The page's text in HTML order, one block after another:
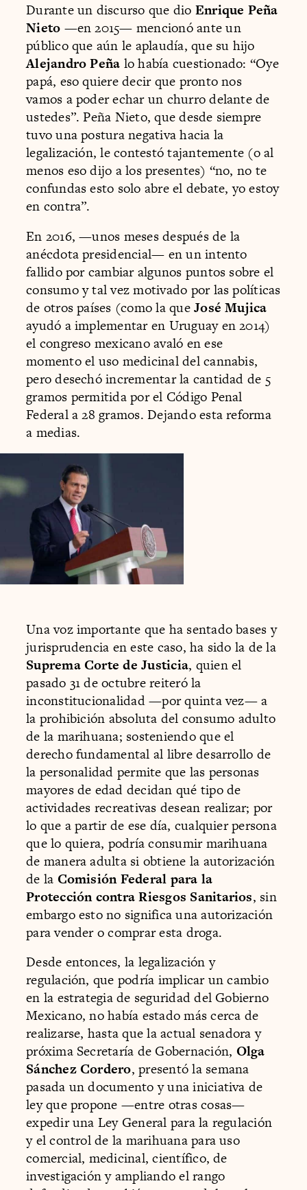
Durante un discurso que dio Enrique Peña
Nieto —en 2015— mencionó ante un
público que aún le aplaudía, que su hijo
Alejandro Peña lo había cuestionado: “Oye
papá, eso quiere decir que pronto nos
vamos a poder echar un churro delante de
ustedes”. Peña Nieto, que desde siempre
tuvo una postura negativa hacia la
legalización, le contestó tajantemente (o al
menos eso dijo a los presentes) “no, no te
confundas esto solo abre el debate, yo estoy
en contra”.
En 2016, —unos meses después de la
anécdota presidencial— en un intento
fallido por cambiar algunos puntos sobre el
consumo y tal vez motivado por las políticas
de otros países (como la queJosé Mujica
ayudó a implementar en Uruguay en 2014)
el congreso mexicano avaló en ese
momento el uso medicinal del cannabis,
pero desechó incrementar la cantidad de 5
gramos permitida por el Código Penal
Federal a 28 gramos. Dejando esta reforma
a medias.
Una voz importante que ha sentado bases y
jurisprudencia en este caso, ha sido la de la
Suprema Corte de Justicia, quien el
pasado 31 de octubre reiteró la
inconstitucionalidad —por quinta vez— a
la prohibición absoluta del consumo adulto
de la marihuana; sosteniendo que el
derecho fundamental al libre desarrollo de
la personalidad permite que las personas
mayores de edad decidan qué tipo de
actividades recreativas desean realizar; por
lo que a partir de ese día, cualquier persona
que lo quiera, podría consumir marihuana
de manera adulta si obtiene la autorización
de la Comisión Federal para la
Protección contra Riesgos Sanitarios, sin
embargo esto no significa una autorización
para vender o comprar esta droga.
Desde entonces, la legalización y
regulación, que podría implicar un cambio
en la estrategia de seguridad del Gobierno
Mexicano, no había estado más cerca de
realizarse, hasta que la actual senadora y
próxima Secretaría de Gobernación, Olga
Sánchez Cordero, presentó la semana
pasada un documento y una iniciativa de
ley que propone —entre otras cosas—
expedir una Ley General para la regulación
y el control de la marihuana para uso
comercial, medicinal, científico, de
investigación y ampliando el rango